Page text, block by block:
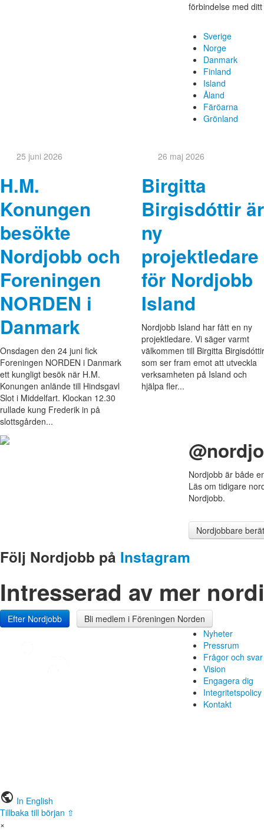
förbindelse med
Sverige
Norge
Danmark
Finland
Island
Åland
Färöarna
Grönland
25 juni 2026
H.M.
Konungen
besökte
Nordjobb och
Foreningen
NORDEN i
Danmark
Onsdagen den 24 juni fick
Foreningen NORDEN i Danmark
ett kungligt besök när H.M.
Konungen anlände till Hindsgavl
Slot i Middelfart. Klockan 12.30
rullade kung Frederik in på
slottsgården...
26 maj 2026
Birgitta
Birgisdóttir är
ny
projektledare
för Nordjobb
Island
Nordjobb Island har fått en ny
projektledare. Vi säger varmt
välkommen till Birgitta
som ser fram emot att utveckla
verksamheten på Island och
hjälpa fler...
Nordjobb är både
Läs om tidigare
Nordjobb.
Nordjobbare
Följ Nordjobb på Instagram
Intresserad av mer
Efter Nordjobb
Bli medlem i Föreningen Norden
Nyheter
Pressrum
Frågor och svar
Vision
Engagera dig
Integritetspolicy
Kontakt
public In English
Tillbaka till början ⇧
×